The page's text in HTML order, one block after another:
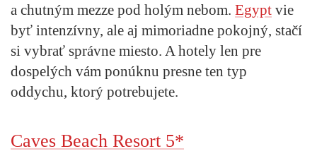
a chutným mezze pod holým nebom. Egypt vie
byť intenzívny, ale aj mimoriadne pokojný, stačí
si vybrať správne miesto. A hotely len pre
dospelých vám ponúknu presne ten typ
oddychu, ktorý potrebujete.
Caves Beach Resort 5*